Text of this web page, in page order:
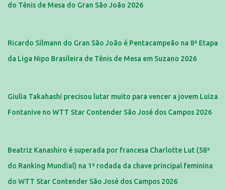
do Tênis de Mesa do Gran São João 2026
Ricardo Silmann do Gran São João é Pentacampeão na 8ª Etapa
da Liga Nipo Brasileira de Tênis de Mesa em Suzano 2026
Giulia Takahashi precisou lutar muito para vencer a jovem Luiza
Fontanive no WTT Star Contender São José dos Campos 2026
Beatriz Kanashiro é superada por francesa Charlotte Lut (58ª
do Ranking Mundial) na 1ª rodada da chave principal feminina
do WTT Star Contender São José dos Campos 2026